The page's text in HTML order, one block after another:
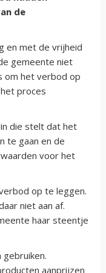
de
en met de vrijheid
gemeente niet
om het verbod op
proces
die stelt dat het
te gaan en de
voor het
op te leggen.
niet aan af.
haar steentje
aanprijzen